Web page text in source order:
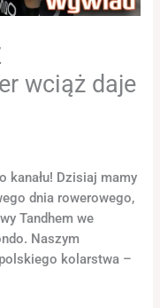
wciąż daje
kanału! Dzisiaj mamy
dnia rowerowego,
Tandhem we
Naszym
kolarstwa –